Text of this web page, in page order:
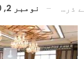
ذریعہ نومبر 2, 2020